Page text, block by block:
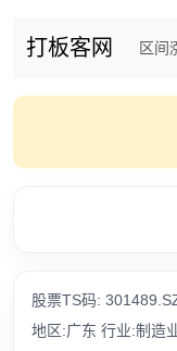
打板客网 区间
股票TS码:
地区:广东 行业:制造